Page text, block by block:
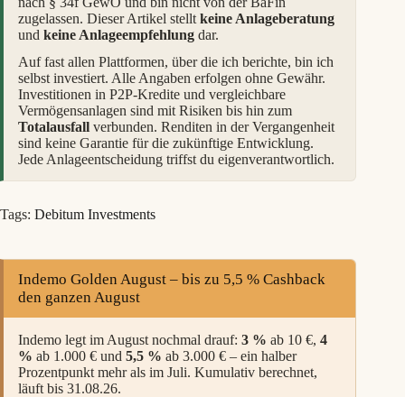
zugelassen. Dieser Artikel stellt keine Anlageberatung
und keine Anlageempfehlung dar.
Auf fast allen Plattformen, über die ich berichte, bin ich
selbst investiert. Alle Angaben erfolgen ohne Gewähr.
Investitionen in P2P-Kredite und vergleichbare
Vermögensanlagen sind mit Risiken bis hin zum
Totalausfall verbunden. Renditen in der Vergangenheit
sind keine Garantie für die zukünftige Entwicklung.
Jede Anlageentscheidung triffst du eigenverantwortlich.
Tags: Debitum Investments
Indemo Golden August – bis zu 5,5 % Cashback
den ganzen August
Indemo legt im August nochmal drauf: 3 % ab 10 €, 4
% ab 1.000 € und 5,5 % ab 3.000 € – ein halber
Prozentpunkt mehr als im Juli. Kumulativ berechnet,
läuft bis 31.08.26.